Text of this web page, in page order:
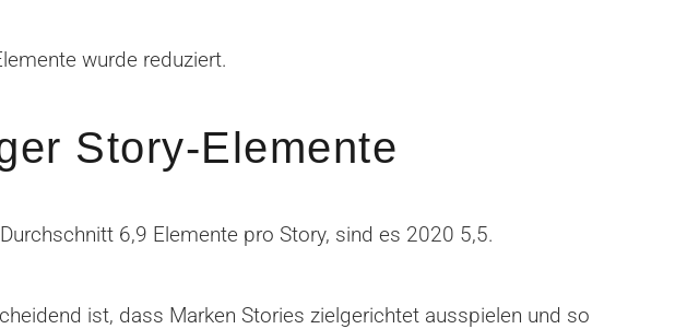
wurde reduziert.
Story-Elemente
6,9 Elemente pro Story, sind es 2020 5,5.
ist, dass Marken Stories zielgerichtet ausspielen und so